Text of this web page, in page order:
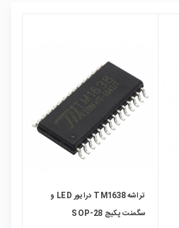
تراشه TM1638 درایور LED و
سگمنت پکیج SOP-28